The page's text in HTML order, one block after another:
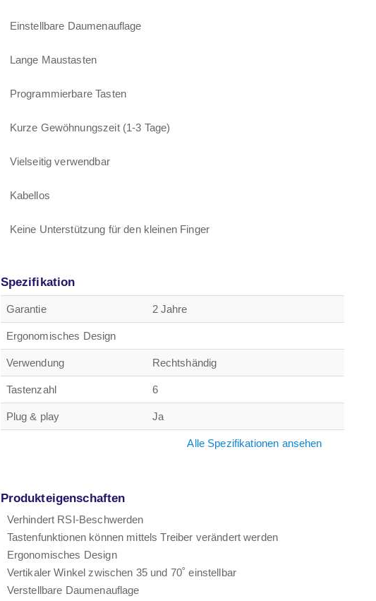
Einstellbare Daumenauflage
Lange Maustasten
Programmierbare Tasten
Kurze Gewöhnungszeit (1-3 Tage)
Vielseitig verwendbar
Kabellos
Keine Unterstützung für den kleinen Finger
Spezifikation
Garantie 2 Jahre
Ergonomisches Design
Verwendung Rechtshändig
Tastenzahl 6
Plug & play Ja
Alle Spezifikationen ansehen
Produkteigenschaften
Verhindert RSI-Beschwerden
Tastenfunktionen können mittels Treiber verändert werden
Ergonomisches Design
Vertikaler Winkel zwischen 35 und 70˚ einstellbar
Verstellbare Daumenauflage